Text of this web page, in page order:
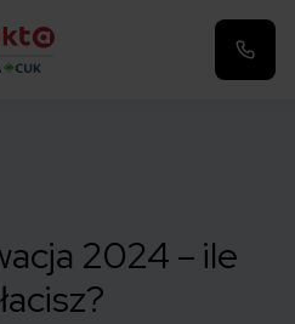
2024 – ile